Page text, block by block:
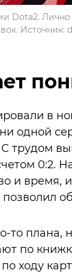
Dota2.
Источник:
в
одной
С трудом
0:2.
и
то плана,
по
ходу